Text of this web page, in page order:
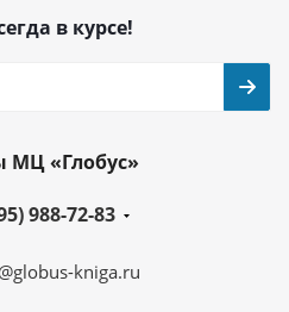
в курсе!
МЦ «Глобус»
988-72-83
kniga.ru